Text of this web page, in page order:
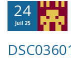
24
Juil 25